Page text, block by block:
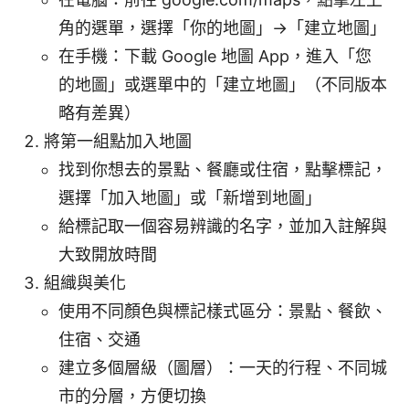
角的選單，選擇「你的地圖」→「建立地圖」
在手機：下載 Google 地圖 App，進入「您
的地圖」或選單中的「建立地圖」（不同版本
略有差異）
將第一組點加入地圖
找到你想去的景點、餐廳或住宿，點擊標記，
選擇「加入地圖」或「新增到地圖」
給標記取一個容易辨識的名字，並加入註解與
大致開放時間
組織與美化
使用不同顏色與標記樣式區分：景點、餐飲、
住宿、交通
建立多個層級（圖層）：一天的行程、不同城
市的分層，方便切換